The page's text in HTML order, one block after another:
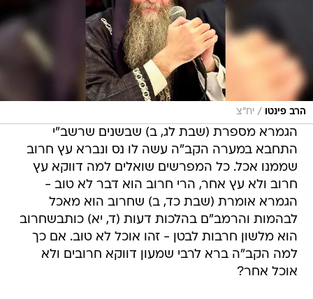
הרב פינטו / יח"צ
הגמרא מספרת (שבת לג, ב) שבשנים שרשב"י
התחבא במערה הקב"ה עשה לו נס ונברא עץ חרוב
שממנו אכל. כל המפרשים שואלים למה דווקא עץ
חרוב ולא עץ אחר, הרי חרוב הוא דבר לא טוב -
הגמרא אומרת (שבת כד, ב) שחרוב הוא מאכל
לבהמות והרמב"ם בהלכות דעות (ד, יא) כותבשחרוב
הוא מלשון חרבות לבטן - זהו אוכל לא טוב. אם כך
למה הקב"ה ברא לרבי שמעון דווקא חרובים ולא
אוכל אחר?